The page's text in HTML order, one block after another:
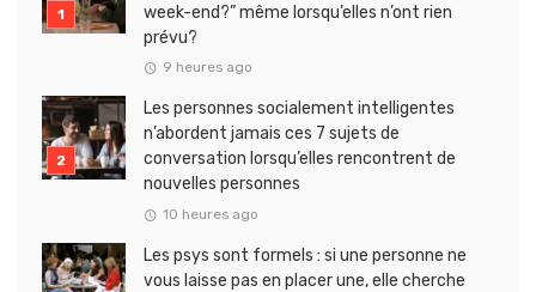
week-end?” même lorsqu’elles n’ont rien
prévu?
9 heures ago
Les personnes socialement intelligentes
n’abordent jamais ces 7 sujets de
conversation lorsqu’elles rencontrent de
nouvelles personnes
10 heures ago
Les psys sont formels : si une personne ne
vous laisse pas en placer une, elle cherche